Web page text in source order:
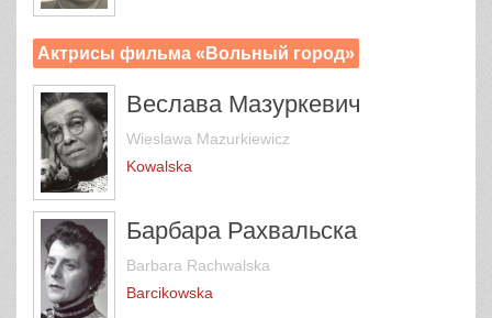
Актрисы фильма «Вольный город»
Веслава Мазуркевич
Wieslawa Mazurkiewicz
Kowalska
Барбара Рахвальска
Barbara Rachwalska
Barcikowska